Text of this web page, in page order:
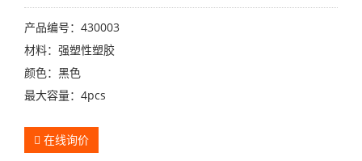
产品编号：430003
材料：强塑性塑胶
颜色：黑色
最大容量：4pcs
在线询价